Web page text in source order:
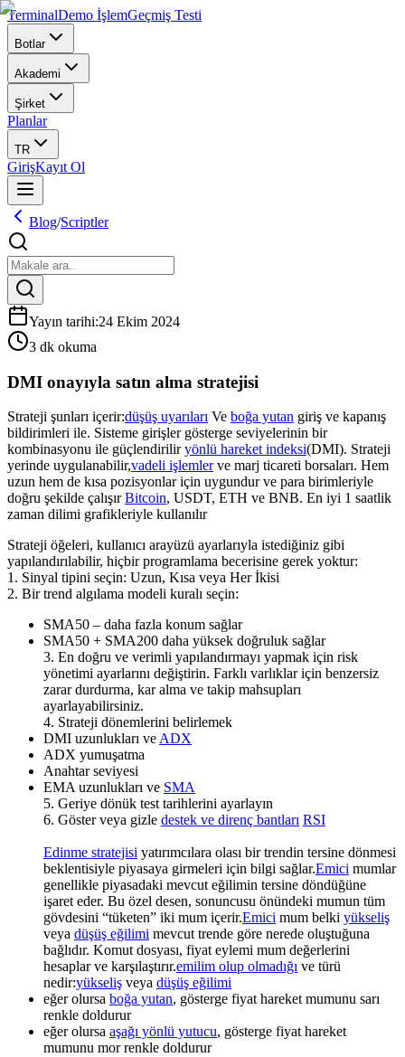
TerminalDemo İşlemGeçmiş Testi
Botlar
Akademi
Şirket
Planlar
TR
GirişKayıt Ol
Blog/Scriptler
Yayın tarihi:24 Ekim 2024
3 dk okuma
DMI onayıyla satın alma stratejisi
Strateji şunları içerir:düşüş uyarıları Ve boğa yutan giriş ve kapanış
bildirimleri ile. Sisteme girişler gösterge seviyelerinin bir
kombinasyonu ile güçlendiriliryönlü hareket indeksi(DMI). Strateji
yerinde uygulanabilir,vadeli işlemlerve marj ticareti borsaları. Hem
uzun hem de kısa pozisyonlar için uygundur ve para birimleriyle
doğru şekilde çalışırBitcoin, USDT, ETH ve BNB. En iyi 1 saatlik
zaman dilimi grafikleriyle kullanılır
Strateji öğeleri, kullanıcı arayüzü ayarlarıyla istediğiniz gibi
yapılandırılabilir, hiçbir programlama becerisine gerek yoktur:
1. Sinyal tipini seçin: Uzun, Kısa veya Her İkisi
2. Bir trend algılama modeli kuralı seçin:
SMA50 – daha fazla konum sağlar
SMA50 + SMA200 daha yüksek doğruluk sağlar
3. En doğru ve verimli yapılandırmayı yapmak için risk
yönetimi ayarlarını değiştirin. Farklı varlıklar için benzersiz
zarar durdurma, kar alma ve takip mahsupları
ayarlayabilirsiniz.
4. Strateji dönemlerini belirlemek
DMI uzunlukları veADX
ADX yumuşatma
Anahtar seviyesi
EMA uzunlukları ve SMA
5. Geriye dönük test tarihlerini ayarlayın
6. Göster veya gizle destek ve direnç bantları RSI
Edinme stratejisi yatırımcılara olası bir trendin tersine dönmesi
beklentisiyle piyasaya girmeleri için bilgi sağlar.Emici mumlar
genellikle piyasadaki mevcut eğilimin tersine döndüğüne
işaret eder. Bu özel desen, sonuncusu önündeki mumun tüm
gövdesini “tüketen” iki mum içerir.Emici mum belki yükseliş
veya düşüş eğilimi mevcut trende göre nerede oluştuğuna
bağlıdır. Komut dosyası, fiyat eylemi mum değerlerini
hesaplar ve karşılaştırır.emilim olup olmadığı ve türü
nedir:yükseliş veya düşüş eğilimi
eğer olursa boğa yutan, gösterge fiyat hareket mumunu sarı
renkle doldurur
eğer olursa aşağı yönlü yutucu, gösterge fiyat hareket
mumunu mor renkle doldurur